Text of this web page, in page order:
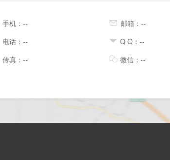
手机：--
邮箱：--
电话：--
Q Q：--
传真：--
微信：--